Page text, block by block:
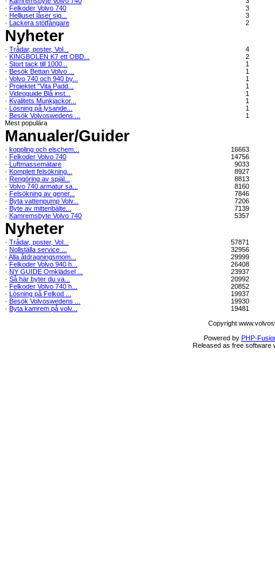
· Felkoder Volvo 740
3
· Helljuset låser sig...
3
· Lackera stötfångare 2
Nyheter
· Trådar, poster, Vol...
4
· KINGBOLEN K7 ett OBD...
2
· Stort tack till 1000...
1
· Besök Bettan Volvo ...
1
· Volvo 740 och 940 by...
1
· Projektet "Vita Padd...
1
· Videoguide Blå inst...
1
· Kvalitets Munkjackor...
1
· Lösning på lysande...
1
· Besök Volvoswedens ...
1
Mest populära
Manualer/Guider
· koppling och elschem...
16663
· Felkoder Volvo 740
14756
· Luftmassemätare
9033
· Komplett felsökning...
8927
· Rengöring av spjäl...
8813
· Volvo 740 armatur sa...
8160
· Felsökning av gener...
7846
· Byta vattenpump Volv...
7206
· Byte av mittenbälte...
7139
· Kamremsbyte Volvo 740 5357
Nyheter
· Trådar, poster, Vol...
57871
· Nollställa service ...
32956
· Alla åtdragningsmom...
29999
· Felkoder Volvo 940 h...
26408
· NY GUIDE Omklädsel ...
23937
· Så här byter du va...
20992
· Felkoder Volvo 740 h...
20852
· Lösning på Felkod ...
19937
· Besök Volvoswedens ...
19930
· Byta kamrem på volv... 19481
Copyright
Powered by PHP-
Released as free software